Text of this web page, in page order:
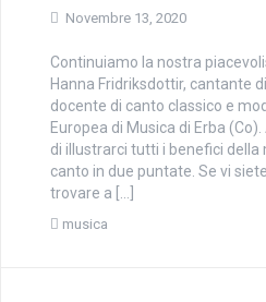
Novembre 13, 2020
Continuiamo la nostra
Hanna Fridriksdottir, cantante
docente di canto classico e
Europea di Musica di Erba
di illustrarci tutti i benefici della
canto in due puntate. Se vi
trovare a […]
musica